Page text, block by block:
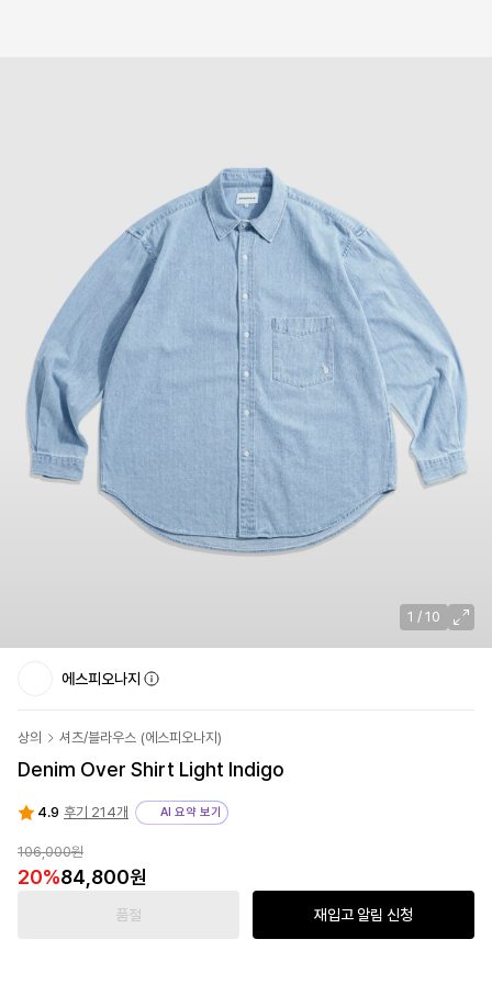
1 / 10
에스피오나지
상의 셔츠/블라우스 (에스피오나지)
Denim Over Shirt Light Indigo
4.9 후기 214개 AI 요약 보기
106,000원
20%84,800원
품절 재입고 알림 신청